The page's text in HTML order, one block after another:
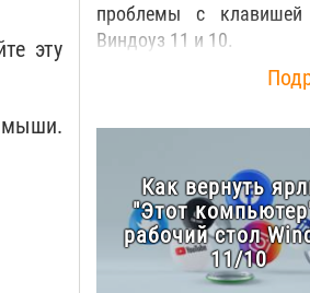
эту
мыши.
проблемы с
Виндоуз 11 и 10.
Как вернуть
"Этот
рабочий стол
11/10